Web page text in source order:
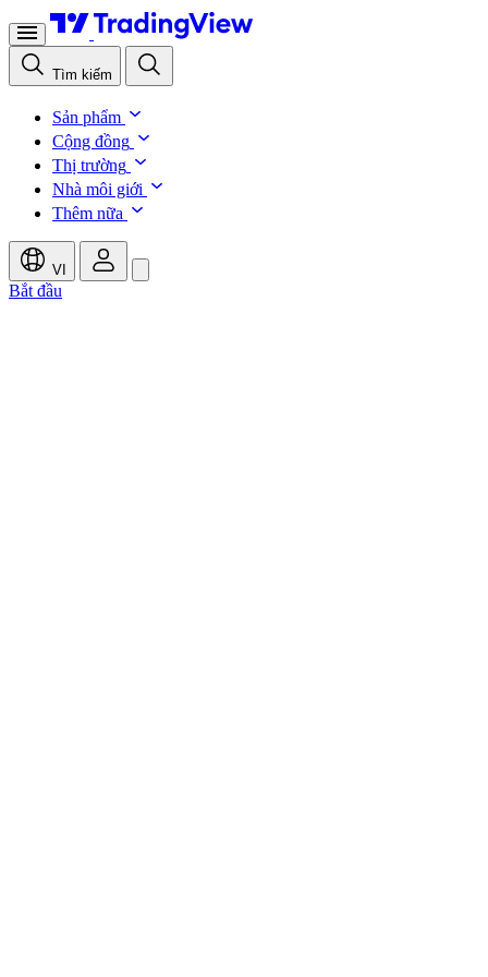
Tìm kiếm
Sản phẩm
Cộng đồng
Thị trường
Nhà môi giới
Thêm nữa
VI
Bắt đầu